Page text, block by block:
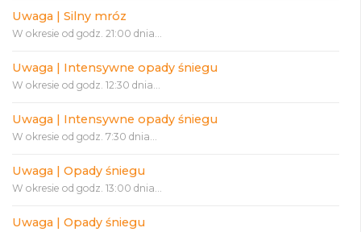
Uwaga | Silny mróz
W okresie od godz. 21:00 dnia...
Uwaga | Intensywne opady śniegu
W okresie od godz. 12:30 dnia...
Uwaga | Intensywne opady śniegu
W okresie od godz. 7:30 dnia...
Uwaga | Opady śniegu
W okresie od godz. 13:00 dnia...
Uwaga | Opady śniegu